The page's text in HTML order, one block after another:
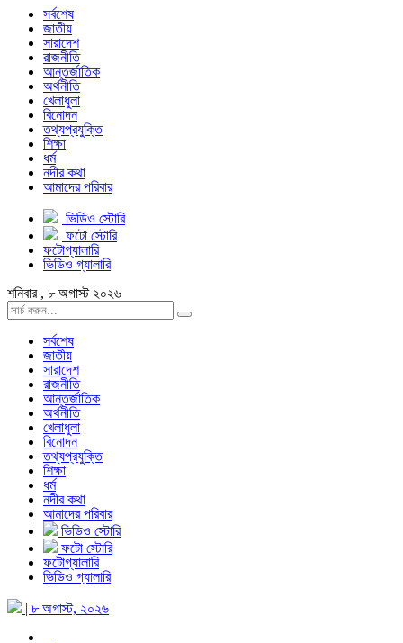
সর্বশেষ
জাতীয়
সারাদেশ
রাজনীতি
আন্তর্জাতিক
অর্থনীতি
খেলাধুলা
বিনোদন
তথ্যপ্রযুক্তি
শিক্ষা
ধর্ম
নদীর কথা
আমাদের পরিবার
ভিডিও স্টোরি
ফটো স্টোরি
ফটোগ্যালারি
ভিডিও গ্যালারি
শনিবার , ৮ অগাস্ট ২০২৬
সর্বশেষ
জাতীয়
সারাদেশ
রাজনীতি
আন্তর্জাতিক
অর্থনীতি
খেলাধুলা
বিনোদন
তথ্যপ্রযুক্তি
শিক্ষা
ধর্ম
নদীর কথা
আমাদের পরিবার
ভিডিও স্টোরি
ফটো স্টোরি
ফটোগ্যালারি
ভিডিও গ্যালারি
| ৮ অগাস্ট, ২০২৬